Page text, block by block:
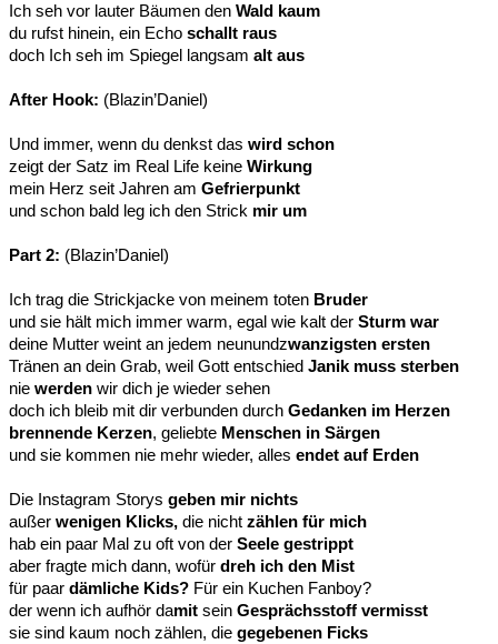
Ich seh vor lauter Bäumen den Wald kaum
du rufst hinein, ein Echo schallt raus
doch Ich seh im Spiegel langsam alt aus
After Hook: (Blazin’Daniel)
Und immer, wenn du denkst das wird schon
zeigt der Satz im Real Life keine Wirkung
mein Herz seit Jahren am Gefrierpunkt
und schon bald leg ich den Strick mir um
Part 2: (Blazin’Daniel)
Ich trag die Strickjacke von meinem toten Bruder
und sie hält mich immer warm, egal wie kalt der Sturm war
deine Mutter weint an jedem neunundzwanzigsten ersten
Tränen an dein Grab, weil Gott entschied Janik muss sterben
nie werden wir dich je wieder sehen
doch ich bleib mit dir verbunden durch Gedanken im Herzen
brennende Kerzen, geliebte Menschen in Särgen
und sie kommen nie mehr wieder, alles endet auf Erden
Die Instagram Storys geben mir nichts
außer wenigen Klicks, die nicht zählen für mich
hab ein paar Mal zu oft von der Seele gestrippt
aber fragte mich dann, wofür dreh ich den Mist
für paar dämliche Kids? Für ein Kuchen Fanboy?
der wenn ich aufhör damit sein Gesprächsstoff vermisst
sie sind kaum noch zählen, die gegebenen Ficks